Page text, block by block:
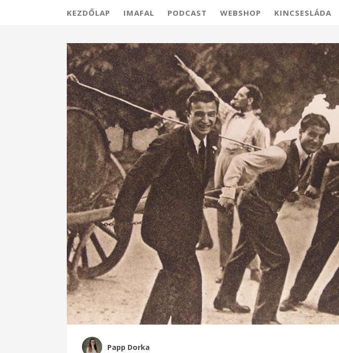
KEZDŐLAP IMAFAL PODCAST WEBSHOP KINCSESLÁDA
Papp Dorka